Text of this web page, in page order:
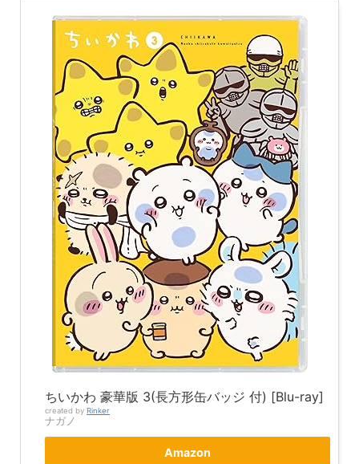
ちいかわ 豪華版 3(長方形缶バッジ 付) [Blu-ray]
created by Rinker
ナガノ
Amazon